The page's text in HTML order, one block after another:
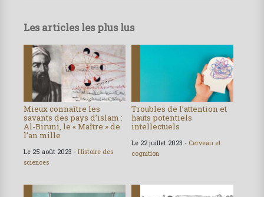
Les articles les plus lus
Mieux connaître les
savants des pays d’islam :
Al-Biruni, le « Maître » de
l’an mille
Le 25 août 2023 - Histoire des
sciences
Troubles de l’attention et
hauts potentiels
intellectuels
Le 22 juillet 2023 - Cerveau et
cognition